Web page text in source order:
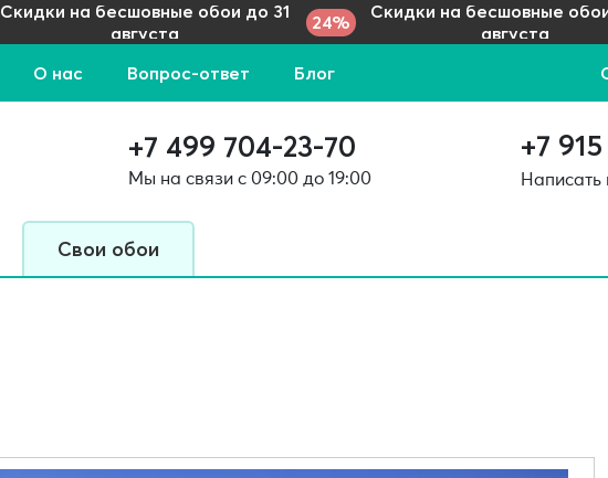
Скидки на бесшовные обои до 31
августа
24%
Скидки на бесшовные
августа
О нас Вопрос-ответ Блог
+7 499 704-23-70
Мы на связи с 09:00 до 19:00
+7
Написать
Свои обои